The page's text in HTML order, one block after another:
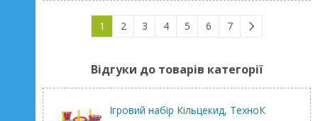
1 2 3 4 5 6 7
Відгуки до товарів категорії
Ігровий набір Кільцекид, ТехноК